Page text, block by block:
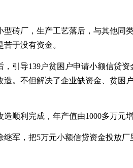
型砖厂，生产工艺落后，与其他同
于没有资金。
引导139户贫困户申请小额信贷
造。不但解决了企业缺资金、贫困
造顺利完成，年产值由1000多万元
军，把5万元小额信贷资金投放厂